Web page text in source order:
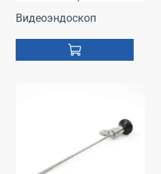
Видеоэндоскоп